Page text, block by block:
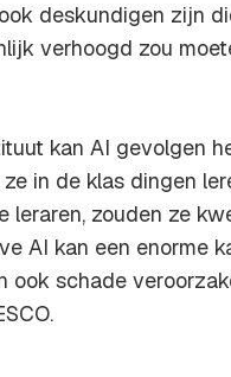
deskundigen zijn
verhoogd zou
kan AI gevolgen
in de klas dingen
leraren, zouden ze
AI kan een enorme
ook schade